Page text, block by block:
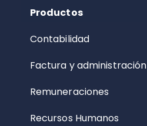
Productos
Contabilidad
Factura y administración
Remuneraciones
Recursos Humanos